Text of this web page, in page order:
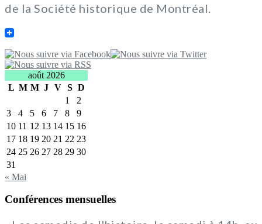
de la Société historique de Montréal.
août 2026
L M M J V S D
1
2
3
4 5 6 7 8
9
10 11 12 13 14 15 16
17 18 19 20 21 22 23
24 25 26 27 28 29 30
31
« Mai
Conférences mensuelles